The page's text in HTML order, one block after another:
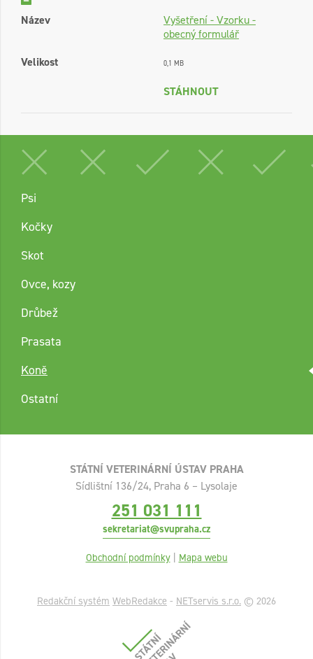
Název
Vyšetření - Vzorku -
obecný formulář
Velikost
0,1 MB
STÁHNOUT
Psi
Kočky
Skot
Ovce, kozy
Drůbež
Prasata
Koně
Ostatní
STÁTNÍ VETERINÁRNÍ ÚSTAV PRAHA
Sídlištní 136/24, Praha 6 – Lysolaje
251 031 111
sekretariat@svupraha.cz
Obchodní podmínky | Mapa webu
Redakční systém WebRedakce - NETservis s.r.o. © 2026